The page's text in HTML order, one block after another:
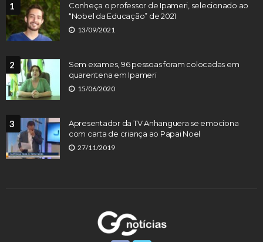
1
Conheça o professor de Ipameri, selecionado ao
“Nobel da Educação” de 2021
13/09/2021
2
Sem exames, 96 pessoas foram colocadas em
quarentena em Ipameri
15/06/2020
3
Apresentador da TV Anhanguera se emociona
com carta de criança ao Papai Noel
27/11/2019